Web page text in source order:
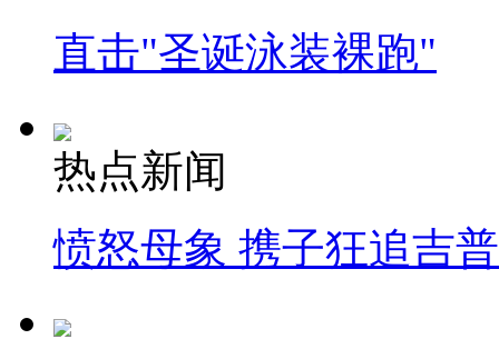
直击"圣诞泳装裸跑"
热点新闻
愤怒母象 携子狂追吉